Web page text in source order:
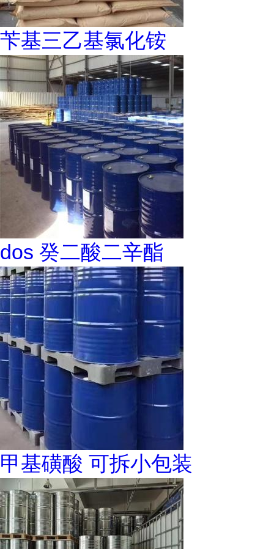
苄基三乙基氯化铵
dos 癸二酸二辛酯
甲基磺酸 可拆小包装